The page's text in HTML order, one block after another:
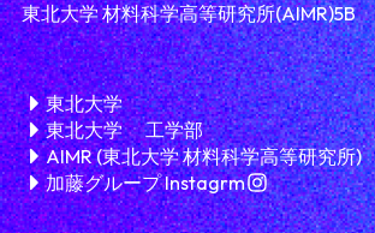
東北大学 材料科学高等研究所(AIMR)5B
TEL:022-217-6177
東北大学
東北大学 工学部
AIMR (東北大学 材料科学高等研究所)
加藤グループ Instagrm